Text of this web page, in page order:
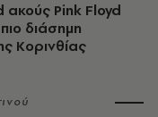
ακούς Pink Floyd
διάσημη
Κορινθίας